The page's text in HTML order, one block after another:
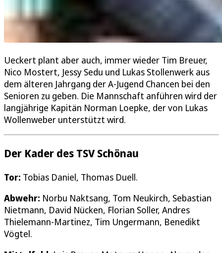
Ueckert plant aber auch, immer wieder Tim Breuer,
Nico Mostert, Jessy Sedu und Lukas Stollenwerk aus
dem älteren Jahrgang der A-Jugend Chancen bei den
Senioren zu geben. Die Mannschaft anführen wird der
langjährige Kapitän Norman Loepke, der von Lukas
Wollenweber unterstützt wird.
Der Kader des TSV Schönau
Tor: Tobias Daniel, Thomas Duell.
Abwehr: Norbu Naktsang, Tom Neukirch, Sebastian
Nietmann, David Nücken, Florian Soller, Andres
Thielemann-Martinez, Tim Ungermann, Benedikt
Vögtel.